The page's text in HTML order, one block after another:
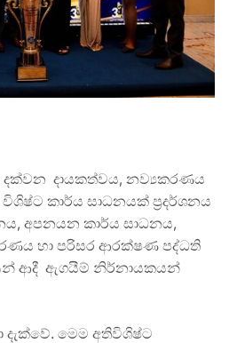
දක්වන දායකත්වය, නව්‍යකරණය
කාර්ය සාධනයක් ප්‍රදර්ශනය
අපනයන කාර්ය සාධනය,
හා පරිසර ආරක්ෂණ පද්ධති
ආදී ඇගයීම් නිර්නායකයන්
මෙම අතිවිශිෂ්ට